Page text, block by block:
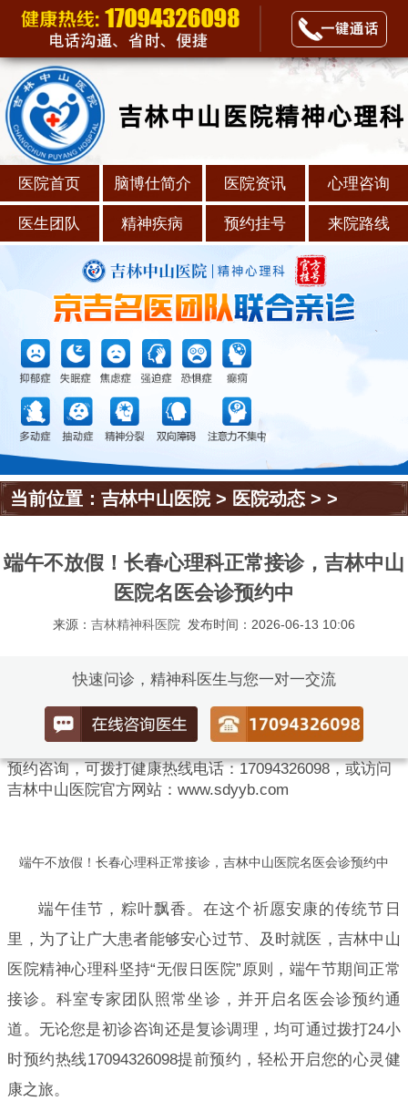
医院首页 脑博仕简介 医院资讯 心理咨询
医生团队 精神疾病 预约挂号 来院路线
当前位置：吉林中山医院> 医院动态 > >
端午不放假！长春心理科正常接诊，吉林中山
医院名医会诊预约中
来源： 吉林精神科医院 发布时间：2026-06-13 10:06
快速问诊，精神科医生与您一对一交流
预约咨询，可拨打健康热线电话：17094326098，或访问
吉林中山医院官方网站：www.sdyyb.com
端午不放假！长春心理科正常接诊，吉林中山医院名医会诊预约中
端午佳节，粽叶飘香。在这个祈愿安康的传统节日
里，为了让广大患者能够安心过节、及时就医，吉林中山
医院精神心理科坚持“无假日医院”原则，端午节期间正常
接诊。科室专家团队照常坐诊，并开启名医会诊预约通
道。无论您是初诊咨询还是复诊调理，均可通过拨打24小
时预约热线17094326098提前预约，轻松开启您的心灵健
康之旅。